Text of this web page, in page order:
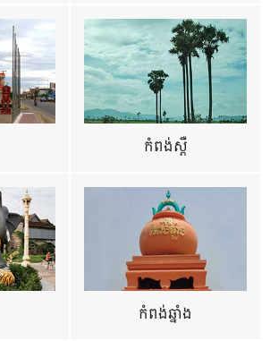
កំពង់ស្ពឺ
កំពង់ឆ្នាំង